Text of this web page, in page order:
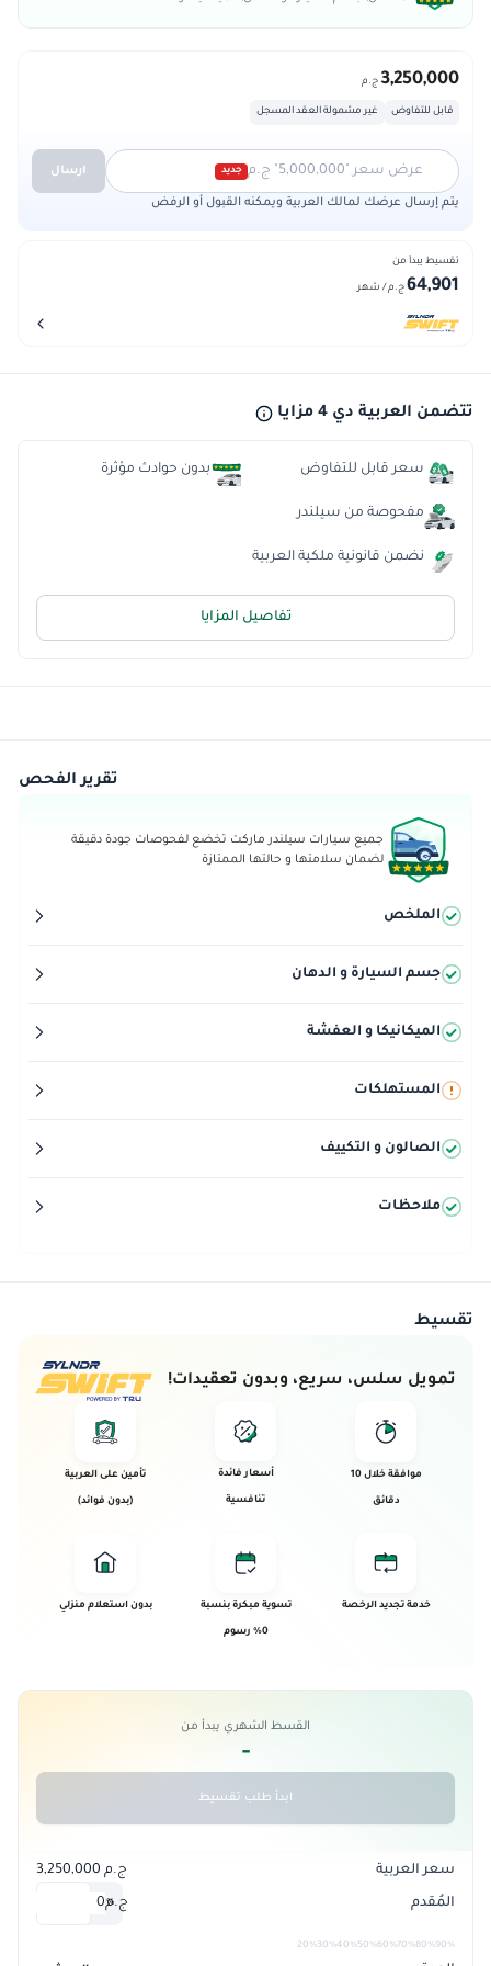
3,250,000 ج.م
قابل للتفاوض غير مشمولة العقد المسجل
عرض سعر "5,000,000" ج.م جديد ارسال
يتم إرسال عرضك لمالك العربية ويمكنه القبول أو الرفض
تقسيط يبدأ من
64,901 ج.م / شهر
تتضمن العربية دي 4 مزايا
سعر قابل للتفاوض
مفحوصة من سيلندر
نضمن قانونية ملكية العربية
بدون حوادث مؤثرة
تفاصيل المزايا
تقرير الفحص
جميع سيارات سيلندر ماركت تخضع لفحوصات جودة دقيقة
لضمان سلامتها و حالتها الممتازة
الملخص
جسم السيارة و الدهان
الميكانيكا و العفشة
المستهلكات
الصالون و التكييف
ملاحظات
تقسيط
تمويل سلس، سريع، وبدون تعقيدات!
موافقة خلال 10
دقائق
أسعار فائدة
تنافسية
تأمين على العربية
(بدون فوائد)
خدمة تجديد الرخصة تسوية مبكرة بنسبة
0% رسوم
بدون استعلام منزلي
القسط الشهري يبدأ من
-
ابدأ طلب تقسيط
سعر العربية ج.م 3,250,000
المُقدم 0%
ج.م
20% 30%40% 50%60%70%80%90%